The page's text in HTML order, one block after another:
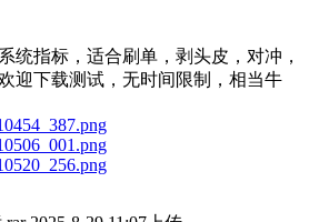
统指标，适合刷单，剥头皮，对冲，
迎下载测试，无时间限制，相当牛